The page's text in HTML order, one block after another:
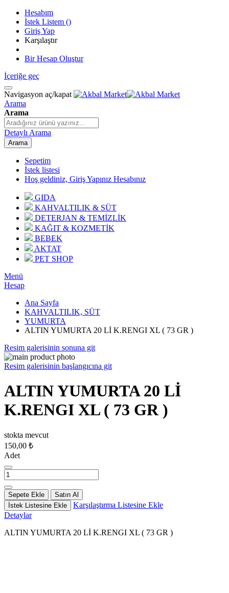
Hesabım
İstek Listem ()
Giriş Yap
Karşılaştır
Bir Hesap Oluştur
İçeriğe geç
Navigasyon aç/kapat
Arama
Arama
Detaylı Arama
Arama
Sepetim
İstek listesi
Hoş geldiniz, Giriş Yapınız Hesabınız
GIDA
KAHVALTILIK & SÜT
DETERJAN & TEMİZLİK
KAĞIT & KOZMETİK
BEBEK
AKTAT
PET SHOP
Menü
Hesap
Ana Sayfa
KAHVALTILIK, SÜT
YUMURTA
ALTIN YUMURTA 20 Lİ K.RENGI XL ( 73 GR )
Resim galerisinin sonuna git
Resim galerisinin başlangıcına git
ALTIN YUMURTA 20 Lİ
K.RENGI XL ( 73 GR )
stokta mevcut
150,00 ₺
Adet
Sepete Ekle
Satın Al
İstek Listesine Ekle
Karşılaştırma Listesine Ekle
Detaylar
ALTIN YUMURTA 20 Lİ K.RENGI XL ( 73 GR )